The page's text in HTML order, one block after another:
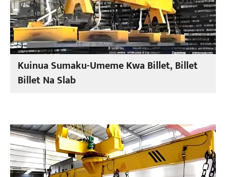
Kuinua Sumaku-Umeme Kwa Billet, Billet
Billet Na Slab